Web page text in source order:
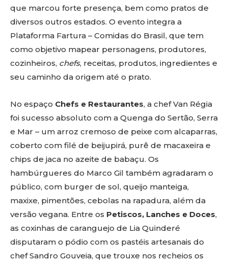
que marcou forte presença, bem como pratos de
diversos outros estados. O evento integra a
Plataforma Fartura – Comidas do Brasil, que tem
como objetivo mapear personagens, produtores,
cozinheiros, chefs, receitas, produtos, ingredientes e
seu caminho da origem até o prato.
No espaço Chefs e Restaurantes, a chef Van Régia
foi sucesso absoluto com a Quenga do Sertão, Serra
e Mar – um arroz cremoso de peixe com alcaparras,
coberto com filé de beijupirá, purê de macaxeira e
chips de jaca no azeite de babaçu. Os
hambúrgueres do Marco Gil também agradaram o
público, com burger de sol, queijo manteiga,
maxixe, pimentões, cebolas na rapadura, além da
versão vegana. Entre os Petiscos, Lanches e Doces,
as coxinhas de caranguejo de Lia Quinderé
disputaram o pódio com os pastéis artesanais do
chef Sandro Gouveia, que trouxe nos recheios os